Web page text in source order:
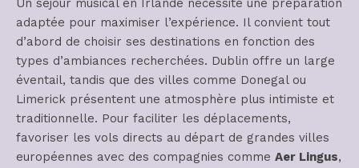
Un séjour musical en Irlande nécessite une préparation
adaptée pour maximiser l’expérience. Il convient tout
d’abord de choisir ses destinations en fonction des
types d’ambiances recherchées. Dublin offre un large
éventail, tandis que des villes comme Donegal ou
Limerick présentent une atmosphère plus intimiste et
traditionnelle. Pour faciliter les déplacements,
favoriser les vols directs au départ de grandes villes
européennes avec des compagnies comme Aer Lingus,